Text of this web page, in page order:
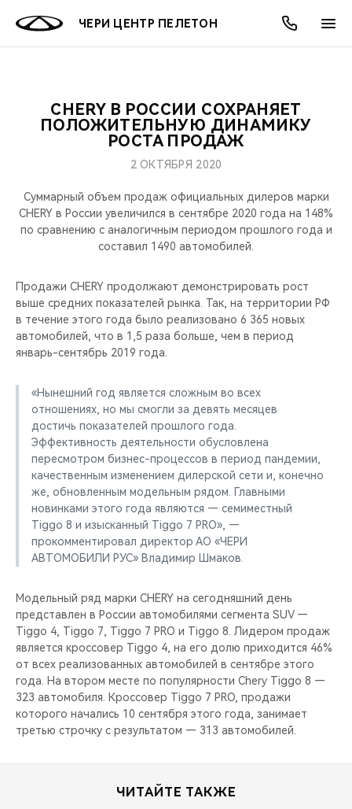
ЧЕРИ ЦЕНТР ПЕЛЕТОН
МОДЕЛИ
КРОССОВЕРЫ
НОВИНКИ
ПОКУПАТЕЛЯМ
КРЕДИТ И СТРАХОВАНИЕ
ВЛАДЕЛЬЦАМ
ЗАПЧАСТИ И АКСЕССУАРЫ
ПОДДЕРЖКА
МИР CHERY
О БРЕНДЕ
CHERY В СОЦСЕТЯХ
БЛАГОТВОРИТЕЛЬНОСТЬ
CHERY REMOTE
CHERY И СПОРТ
НАШИ МЕРОПРИЯТИЯ
ВИДЕООБЗОРЫ
CHERY ДЛЯ ДЕТЕЙ
АКЦИИ
ОНЛАЙН СЕРВИСЫ
КРЕДИТ
О КОМПАНИИ
МЫ В СОЦСЕТЯХ
CHERY В РОССИИ СОХРАНЯЕТ
ПОЛОЖИТЕЛЬНУЮ ДИНАМИКУ
РОСТА ПРОДАЖ
2 ОКТЯБРЯ 2020
Суммарный объем продаж официальных дилеров марки
CHERY в России увеличился в сентябре 2020 года на 148%
по сравнению с аналогичным периодом прошлого года и
составил 1490 автомобилей.
Продажи CHERY продолжают демонстрировать рост
выше средних показателей рынка. Так, на территории РФ
в течение этого года было реализовано 6 365 новых
автомобилей, что в 1,5 раза больше, чем в период
январь-сентябрь 2019 года.
«Нынешний год является сложным во всех
отношениях, но мы смогли за девять месяцев
достичь показателей прошлого года.
Эффективность деятельности обусловлена
пересмотром бизнес-процессов в период пандемии,
качественным изменением дилерской сети и, конечно
же, обновленным модельным рядом. Главными
новинками этого года являются — семиместный
Tiggo 8 и изысканный Tiggo 7 PRO», —
прокомментировал директор АО «ЧЕРИ
АВТОМОБИЛИ РУС» Владимир Шмаков.
Модельный ряд марки CHERY на сегодняшний день
представлен в России автомобилями сегмента SUV —
Tiggo 4, Tiggo 7, Tiggo 7 PRO и Tiggo 8. Лидером продаж
является кроссовер Tiggo 4, на его долю приходится 46%
от всех реализованных автомобилей в сентябре этого
года. На втором месте по популярности Chery Tiggo 8 —
323 автомобиля. Кроссовер Tiggo 7 PRO, продажи
которого начались 10 сентября этого года, занимает
третью строчку с результатом — 313 автомобилей.
ЧИТАЙТЕ ТАКЖЕ